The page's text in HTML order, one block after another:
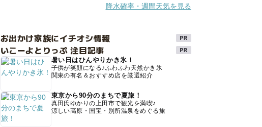
降水確率・週間天気を見る
お出かけ家族にイチオシ情報
いこーよとりっぷ 注目記事
暑い日はひんやりかき氷！
子供が笑顔になる♪ふわふわ天然かき氷
関東の有名＆おすすめ店を厳選紹介
東京から90分のまちで夏旅！
真田氏ゆかりの上田市で観光を満喫♪
涼しい高原・国宝・別所温泉をめぐる旅